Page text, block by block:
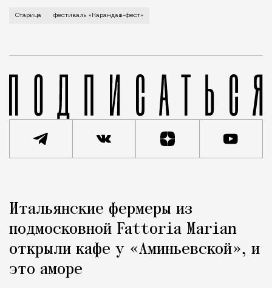
В минувший уикенд маленькая Старица в
Старица фестиваль «Карандаш-фест»
Город
Итальянские фермеры из
подмосковной Fattoria Marian
открыли кафе у «Аминьевской», и
это аморе